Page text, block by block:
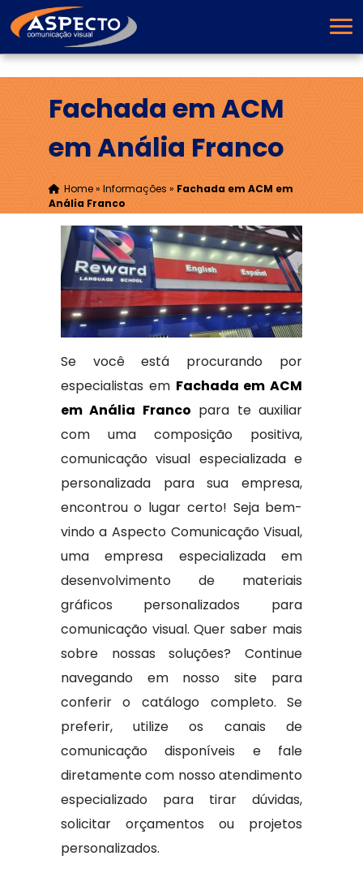
Fachada em ACM
em Anália Franco
Home» Informações » Fachada em ACM em
Anália Franco
Se você está procurando por
especialistas em Fachada em ACM
em Anália Franco para te auxiliar
com uma composição positiva,
comunicação visual especializada e
personalizada para sua empresa,
encontrou o lugar certo! Seja bem-
vindo a Aspecto Comunicação Visual,
uma empresa especializada em
desenvolvimento de materiais
gráficos personalizados para
comunicação visual. Quer saber mais
sobre nossas soluções? Continue
navegando em nosso site para
conferir o catálogo completo. Se
preferir, utilize os canais de
comunicação disponíveis e fale
diretamente com nosso atendimento
especializado para tirar dúvidas,
solicitar orçamentos ou projetos
personalizados.